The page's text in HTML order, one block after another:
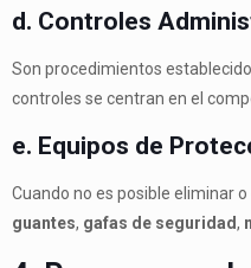
d. Controles
Son procedimientos
controles se centran en el
e. Equipos de
Cuando no es posible eliminar
guantes, gafas de seguridad,